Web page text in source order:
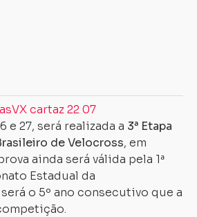
e 27, será realizada a 3ª Etapa
de Velocross, em
ainda será válida pela 1ª
Estadual da
o 5º ano consecutivo que a